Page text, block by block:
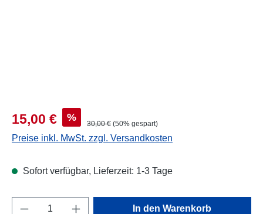
Verkaufspreis:
15,00 € % Regulärer Preis:
30,00 € (50% gespart)
Preise inkl. MwSt. zzgl. Versandkosten
Sofort verfügbar, Lieferzeit: 1-3 Tage
Produkt Anzahl: Gib den gewünschten
In den Warenkorb